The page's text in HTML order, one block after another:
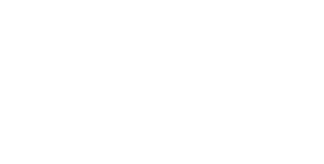
EL DOMICILIODE DEPENDENCIA